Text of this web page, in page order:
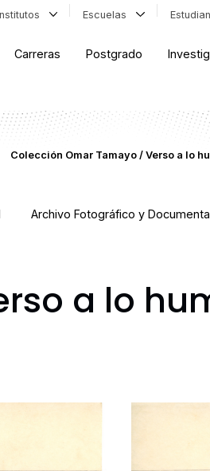
Escuelas
Carreras Postgrado
Colección Omar Tamayo / Verso a lo
Archivo Fotográfico y
a lo